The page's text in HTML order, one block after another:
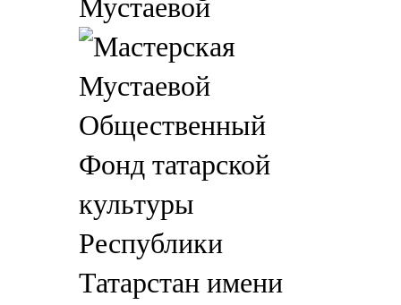
Мустаевой
Общественный
Фонд татарской
культуры
Республики
Татарстан имени